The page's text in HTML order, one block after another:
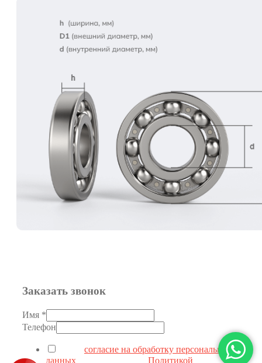
82
88
Заказать звонок
Имя *
Телефон
согласие на обработку персональных
данных
Политикой